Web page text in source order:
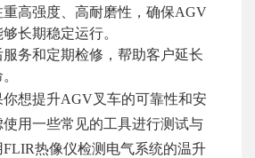
高强度、高耐磨性，确保AGV
长期稳定运行。
务和定期检修，帮助客户延长
你想提升AGV叉车的可靠性和安
用一些常见的工具进行测试与
热像仪检测电气系统的温升